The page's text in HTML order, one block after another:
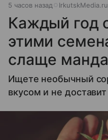
5 часов назад IrkutskMedia.ru
Каждый год
этими
слаще
Ищете необычный
вкусом и не